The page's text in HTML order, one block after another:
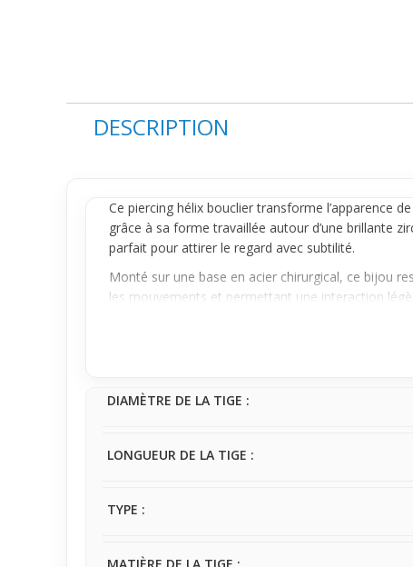
DESCRIPTION
Ce piercing hélixbouclier transforme l’apparence
grâce à sa forme travaillée autour d’une brillante
parfait pour attirer le regard avec subtilité.
Monté sur une base en acier chirurgical, ce bijou
les mouvements et permettant une interaction
Pour un premier achat, ce piercing est un
DIAMÈTRE DE LA TIGE :
LONGUEUR DE LA TIGE :
TYPE :